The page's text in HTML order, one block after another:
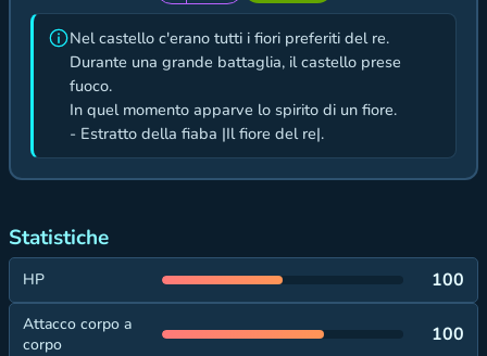
Nel castello c'erano tutti i fiori preferiti del re.
Durante una grande battaglia, il castello prese
fuoco.
In quel momento apparve lo spirito di un fiore.
- Estratto della fiaba |Il fiore del re|.
Statistiche
HP 100
Attacco corpo a
corpo
100